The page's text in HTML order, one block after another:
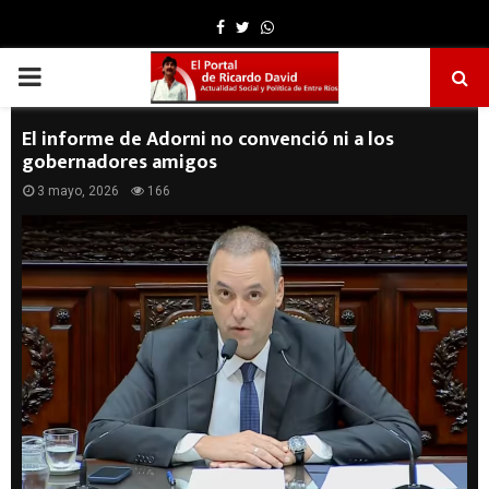
Facebook
TwitterWhatsapp
PRIMARY
MENU
El informe de Adorni no convenció ni a los
gobernadores amigos
3 mayo, 2026 166